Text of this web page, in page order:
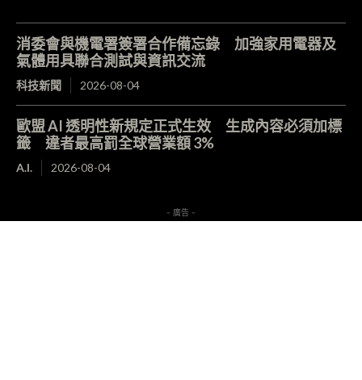
消委會與機電署簽署合作備忘錄 加強家用電器及
氣體用具聯合測試與資訊交流
科技新聞 2026-08-04
歐盟 AI 透明性新規定正式生效 生成內容必須加標
籤 違者最高罰全球營業額 3%
A.I. 2026-08-04
- 廣告 -